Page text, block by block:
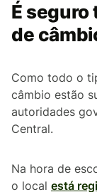
É seguro
de
Como todo o
câmbio estão
autoridades
Central.
Na hora de
o local está